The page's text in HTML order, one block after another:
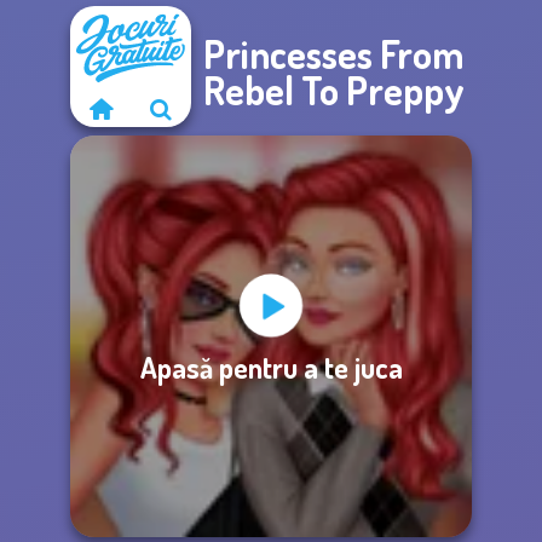
Princesses From
Rebel To Preppy
Apasă pentru a te juca